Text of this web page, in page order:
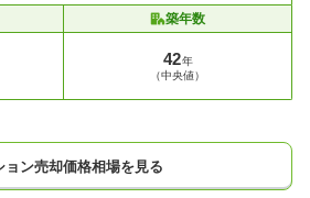
築年数
42年
（中央値）
ョン売却価格相場を見る